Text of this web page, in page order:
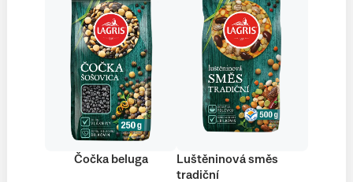
Čočka beluga
Luštěninová směs
tradiční